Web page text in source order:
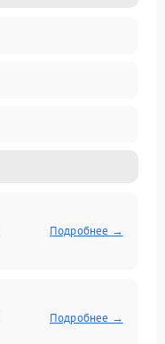
Подробнее →
Подробнее →